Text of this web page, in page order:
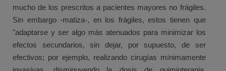
mucho de los prescritos a pacientes mayores no frágiles.
Sin embargo -matiza-, en los frágiles, estos tienen que
"adaptarse y ser algo más atenuados para minimizar los
efectos secundarios, sin dejar, por supuesto, de ser
efectivos; por ejemplo, realizando cirugías mínimamente